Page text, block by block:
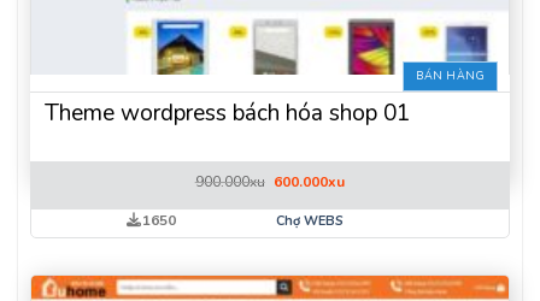
BÁN HÀNG
Theme wordpress bách hóa shop 01
900.000xu Giá
là:
900.000xu.
600.000xuGiá
tại
1650 Chợ WEBS